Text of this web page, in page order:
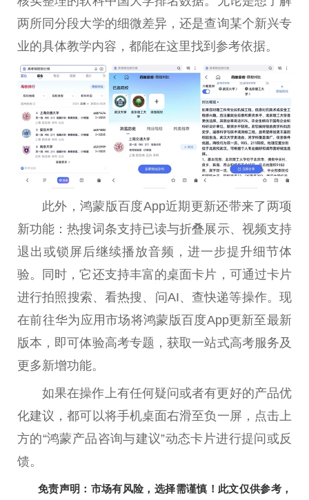
两所同分段大学的细微差异，还是查询某个新兴专
业的具体教学内容，都能在这里找到参考依据。
此外，鸿蒙版百度App近期更新还带来了两项
新功能：热搜词条支持已读与折叠展示、视频支持
退出或锁屏后继续播放音频，进一步提升细节体
验。同时，它还支持丰富的桌面卡片，可通过卡片
进行拍照搜索、看热搜、问AI、查快递等操作。现
在前往华为应用市场将鸿蒙版百度App更新至最新
版本，即可体验高考专题，获取一站式高考服务及
更多新增功能。
如果在操作上有任何疑问或者有更好的产品优
化建议，都可以将手机桌面右滑至负一屏，点击上
方的“鸿蒙产品咨询与建议”动态卡片进行提问或反
馈。
免责声明：市场有风险，选择需谨慎！此文仅供参考，